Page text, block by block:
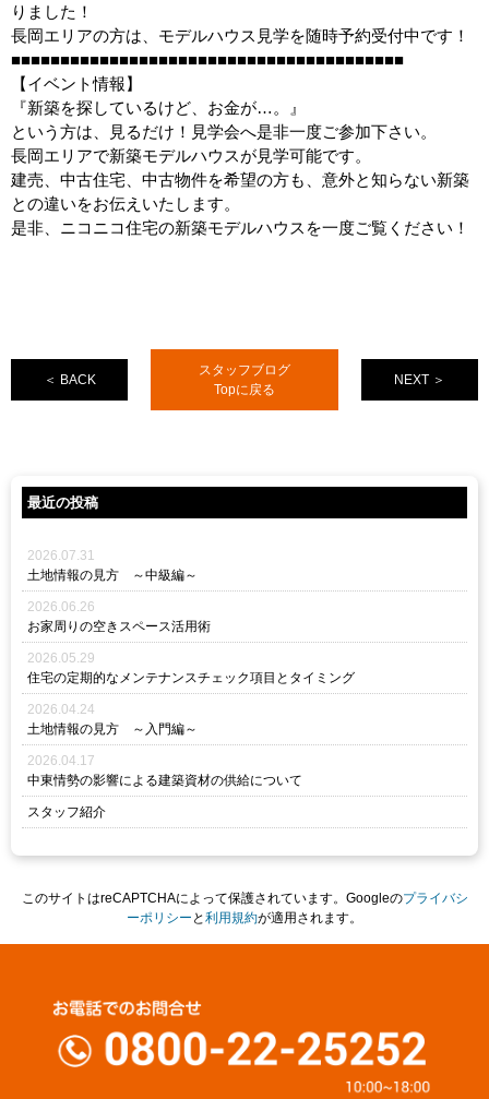
りました！
長岡エリアの方は、モデルハウス見学を随時予約受付中です！
■■■■■■■■■■■■■■■■■■■■■■■■■■■■■■■■■■■■■■■■
【イベント情報】
『新築を探しているけど、お金が…。』
という方は、見るだけ！見学会へ是非一度ご参加下さい。
長岡エリアで新築モデルハウスが見学可能です。
建売、中古住宅、中古物件を希望の方も、意外と知らない新築
との違いをお伝えいたします。
是非、ニコニコ住宅の新築モデルハウスを一度ご覧ください！
＜ BACK
スタッフブログ
Topに戻る
NEXT ＞
最近の投稿
2026.07.31
土地情報の見方 ～中級編～
2026.06.26
お家周りの空きスペース活用術
2026.05.29
住宅の定期的なメンテナンスチェック項目とタイミング
2026.04.24
土地情報の見方 ～入門編～
2026.04.17
中東情勢の影響による建築資材の供給について
スタッフ紹介
このサイトはreCAPTCHAによって保護されています。Googleのプライバシ
ーポリシー と利用規約が適用されます。